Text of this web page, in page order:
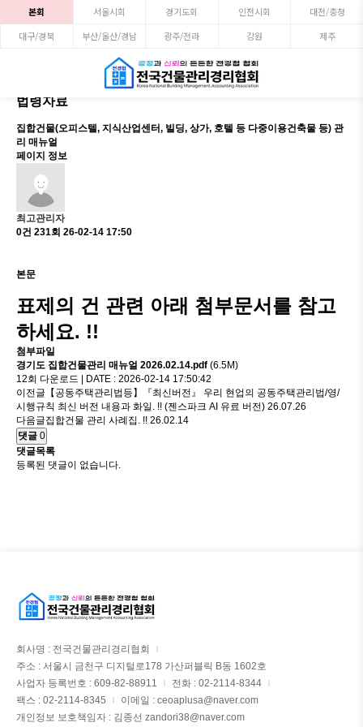
본회 서울시회 경기도회 인천시회
대전/충청
대구/경북
부산/울산/경남 광주/전라 강원 제주
법령자료
집합건물(오피스텔, 지식산업센터, 빌딩, 상가, 호텔 등 다중이용건축물 등) 관
리 매뉴얼
페이지 정보
최고관리자
0건 231회 26-02-14 17:50
본문
표제의 건 관련 아래 첨부문서를 참고
하세요. !!
첨부파일
경기도 집합건물관리 매뉴얼 2026.02.14.pdf (6.5M)
12회 다운로드 | DATE : 2026-02-14 17:50:42
이전글 【공동주택관리법등】『최신버전』 우리 현업의 공동주택관리법/영/
시행규칙 최신 버전 내용과 화일. !! (젠스파크 AI 유료 버전) 26.07.26
다음글집합건물 관리 사례집. !! 26.02.14
댓글 0
댓글목록
등록된 댓글이 없습니다.
회사명 : 전국건물관리경리협회
주소 : 서울시 금천구 디지털로178 가산퍼블릭 B동 1602호
사업자 등록번호 : 609-82-88911
전화 : 02-2114-8344
팩스 : 02-2114-8345
이메일 : ceoaplusa@naver.com
개인정보 보호책임자 : 김종선 zandori38@naver.com